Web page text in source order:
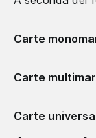
Carte
Carte
Carte